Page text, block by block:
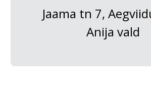
Jaama tn 7,
Anija vald